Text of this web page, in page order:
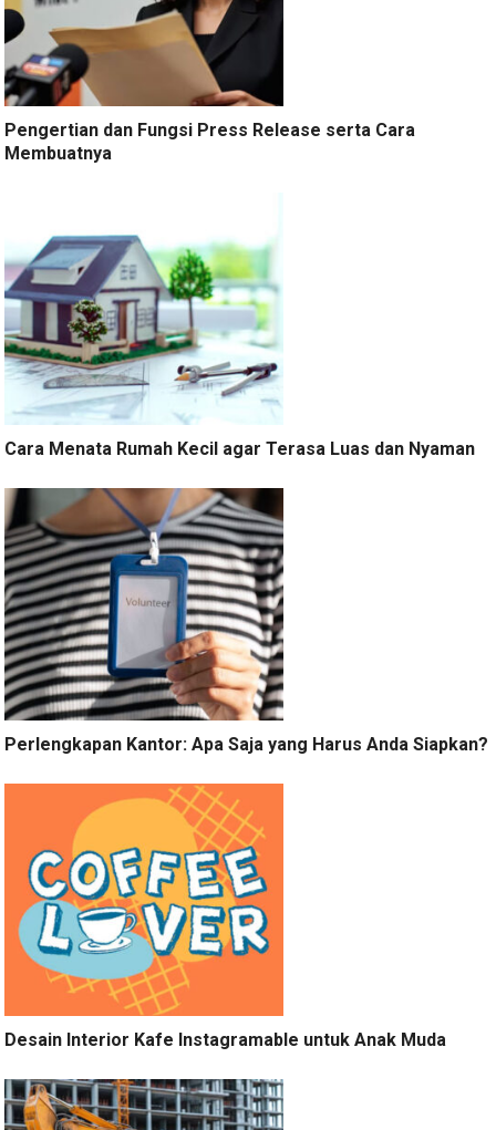
Pengertian dan Fungsi Press Release serta Cara
Membuatnya
Cara Menata Rumah Kecil agar Terasa Luas dan Nyaman
Perlengkapan Kantor: Apa Saja yang Harus Anda Siapkan?
Desain Interior Kafe Instagramable untuk Anak Muda